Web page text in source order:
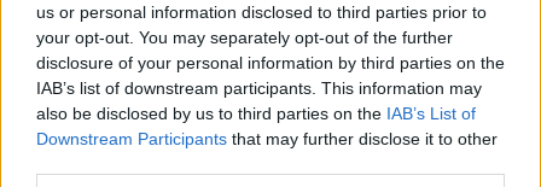
us or personal information disclosed to third parties prior to
your opt-out. You may separately opt-out of the further
disclosure of your personal information by third parties on the
IAB’s list of downstream participants. This information may
also be disclosed by us to third parties on the IAB’s List of
Downstream Participants that may further disclose it to other
Ο Γιόνας Βαλαντσιούνας φέρεται να
αποδέχτηκε την πρόταση που του
είχε κάνει η Ζαλγκίρις Κάουνας και
θα γυρίσει στη...
Με Βαλαντσιούνας & Μπουζέλις
η Λιθουανία, με Χεζόνια,